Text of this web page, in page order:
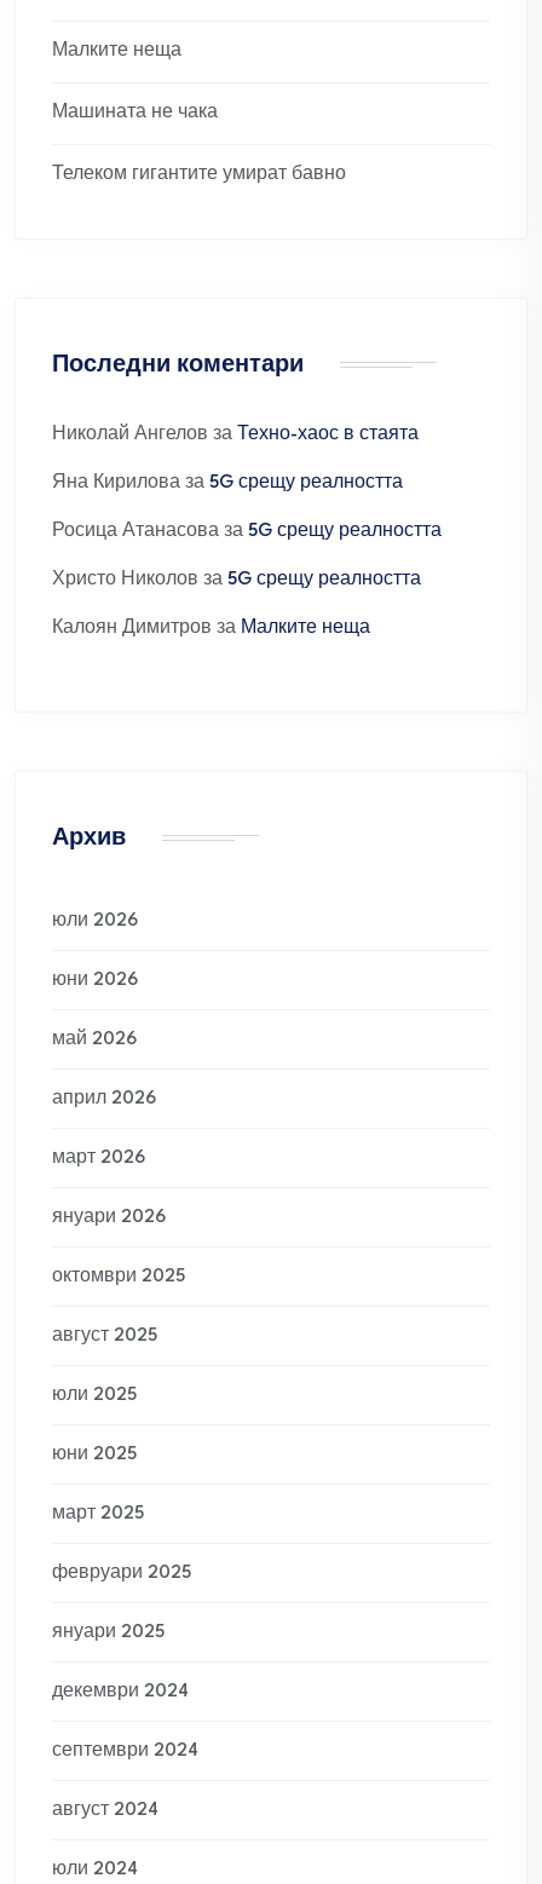
Малките неща
Машината не чака
Телеком гигантите умират бавно
Последни коментари
Николай Ангелов за Техно-хаос в стаята
Яна Кирилова за 5G срещу реалността
Росица Атанасова за 5G срещу реалността
Христо Николов за 5G срещу реалността
Калоян Димитров за Малките неща
Архив
юли 2026
юни 2026
май 2026
април 2026
март 2026
януари 2026
октомври 2025
август 2025
юли 2025
юни 2025
март 2025
февруари 2025
януари 2025
декември 2024
септември 2024
август 2024
юли 2024